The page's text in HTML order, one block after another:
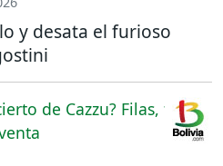
y desata el furioso